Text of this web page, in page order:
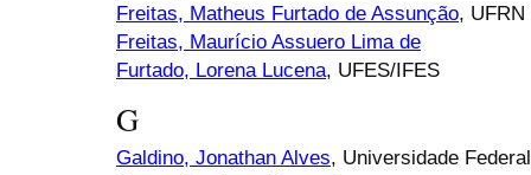
Freitas, Matheus Furtado de Assunção, UFRN
Freitas, Maurício Assuero Lima de
Furtado, Lorena Lucena, UFES/IFES
G
Galdino, Jonathan Alves, Universidade